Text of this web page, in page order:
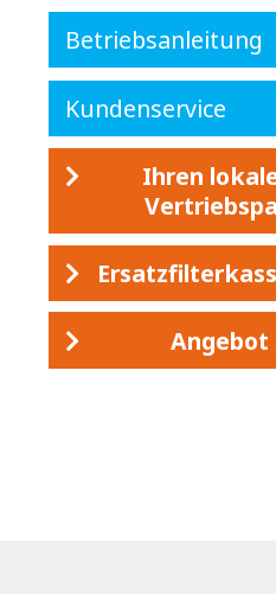
Betriebsanleitung
Kundenservice
Ihren